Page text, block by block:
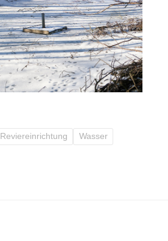
Reviereinrichtung Wasser